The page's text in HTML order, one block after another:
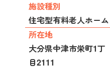
施設種別
住宅型有料老人ホーム
所在地
大分県中津市栄町1丁
目2111